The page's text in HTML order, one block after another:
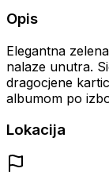
Opis
Elegantna
nalaze unutra.
dragocjene
albumom po
Lokacija